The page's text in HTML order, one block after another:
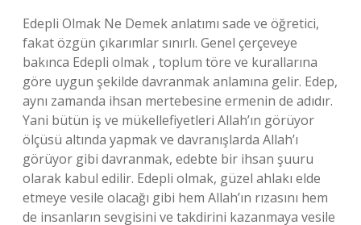
Edepli Olmak Ne Demek anlatımı sade ve öğretici,
fakat özgün çıkarımlar sınırlı. Genel çerçeveye
bakınca Edepli olmak , toplum töre ve kurallarına
göre uygun şekilde davranmak anlamına gelir. Edep,
aynı zamanda ihsan mertebesine ermenin de adıdır.
Yani bütün iş ve mükellefiyetleri Allah’ın görüyor
ölçüsü altında yapmak ve davranışlarda Allah’ı
görüyor gibi davranmak, edebte bir ihsan şuuru
olarak kabul edilir. Edepli olmak, güzel ahlakı elde
etmeye vesile olacağı gibi hem Allah’ın rızasını hem
de insanların sevgisini ve takdirini kazanmaya vesile